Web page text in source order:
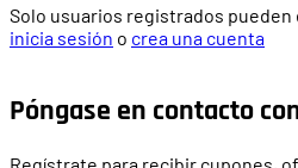
Solo usuarios registrados
inicia sesión o crea una cuenta
Póngase en contacto
Regístrate para recibir cupones,